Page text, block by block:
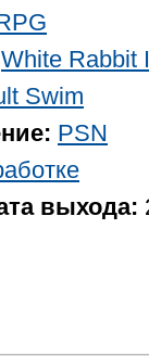
White Rabbit
Swim
PSN
выхода: